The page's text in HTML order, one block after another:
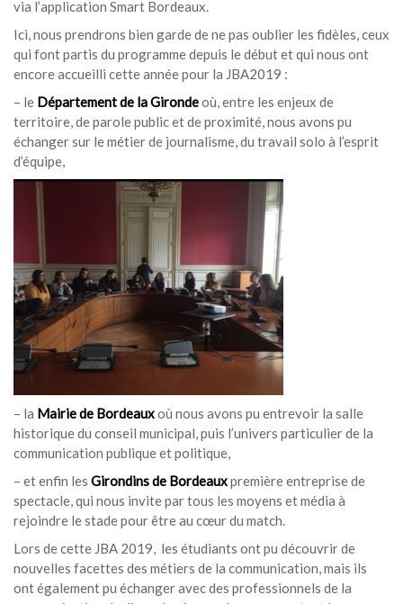
via l’application Smart Bordeaux.
Ici, nous prendrons bien garde de ne pas oublier les fidèles, ceux
qui font partis du programme depuis le début et qui nous ont
encore accueilli cette année pour la JBA2019 :
– le Département de la Girondeoù, entre les enjeux de
territoire, de parole public et de proximité, nous avons pu
échanger sur le métier de journalisme, du travail solo à l’esprit
d’équipe,
– la Mairie de Bordeauxoù nous avons pu entrevoir la salle
historique du conseil municipal, puis l’univers particulier de la
communication publique et politique,
– et enfin les Girondins de Bordeauxpremière entreprise de
spectacle, qui nous invite par tous les moyens et média à
rejoindre le stade pour être au cœur du match.
Lors de cette JBA 2019, les étudiants ont pu découvrir de
nouvelles facettes des métiers de la communication, mais ils
ont également pu échanger avec des professionnels de la